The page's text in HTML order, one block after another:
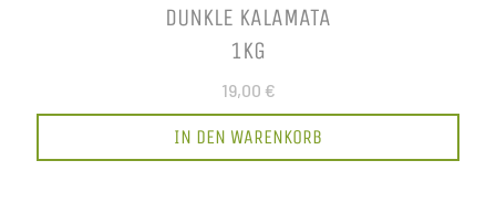
DUNKLE KALAMATA
1KG
19,00 €
IN DEN WARENKORB